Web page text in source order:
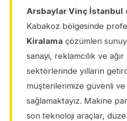
Arsbaylar Vinç İstanbul
Kabakoz bölgesinde
Kiralama çözümleri
sanayi, reklamcılık ve
sektörlerinde yılların
müşterilerimize güvenli ve
sağlamaktayız. Makine
son teknoloji araçlar,